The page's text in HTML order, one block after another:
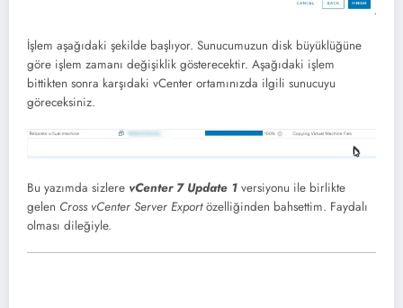
İşlem aşağıdaki şekilde başlıyor. Sunucumuzun disk büyüklüğüne
göre işlem zamanı değişiklik gösterecektir. Aşağıdaki işlem
bittikten sonra karşıdaki vCenter ortamınızda ilgili sunucuyu
göreceksiniz.
Bu yazımda sizlere vCenter 7 Update 1 versiyonu ile birlikte
gelen Cross vCenter Server Exportözelliğinden bahsettim. Faydalı
olması dileğiyle.